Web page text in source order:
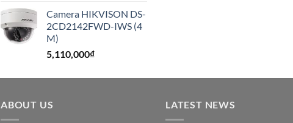
là:
4,520,000₫.
Camera HIKVISON DS-
2CD2142FWD-IWS (4
M)
5,110,000₫
ABOUT US LATEST NEWS